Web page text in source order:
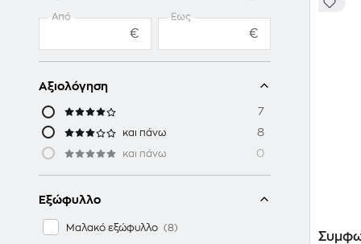
Από
€
Έως
€
Αξιολόγηση
7
και πάνω 8
και πάνω 0
Εξώφυλλο
Μαλακό εξώφυλλο